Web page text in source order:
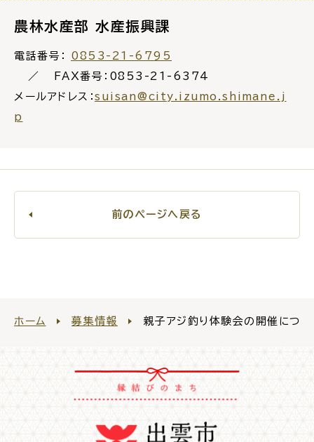
農林水産部 水産振興課
電話番号： 0853-21-6795
FAX番号：0853-21-6374
メールアドレス： suisan@city.izumo.shimane.j
p
前のページへ戻る
ホーム 募集情報 親子アジ釣り体験会の開催につい